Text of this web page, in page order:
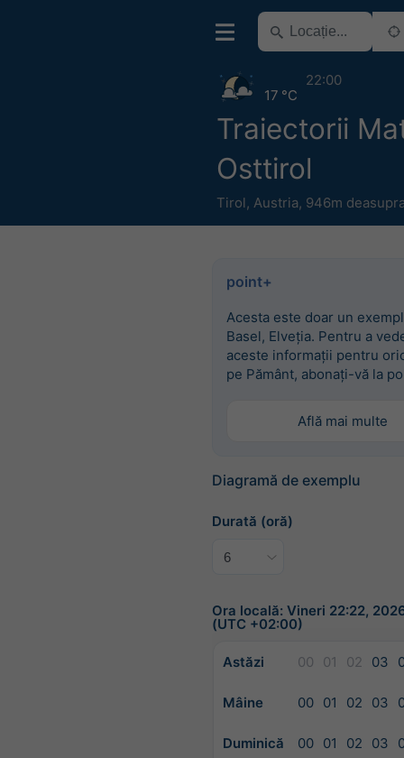
Traiectorii
Osttirol
Tirol, Austria, 946m
17 °C
22:00
point+
Acesta este doar un
Basel, Elveția. Pentru a
aceste informații pentru
pe Pământ, abonați-vă la
Află mai multe
Diagramă de exemplu
Durată (oră)
Ora locală: Vineri 22:22,
(UTC +02:00)
Astăzi 00 01 02 03
Mâine 00 01 02 03
Duminică 00 01 02 03